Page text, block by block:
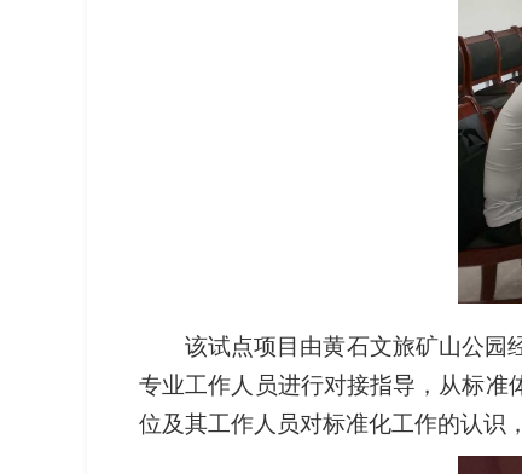
该试点项目由黄石文旅矿山公园
专业工作人员进行对接指导，从标准
位及其工作人员对标准化工作的认识